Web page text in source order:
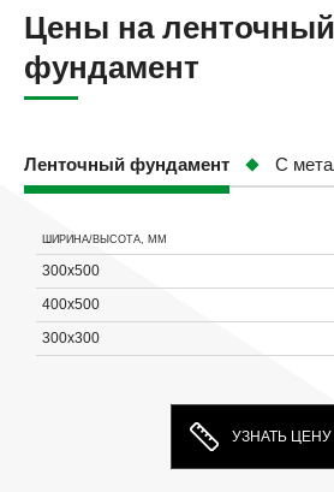
Цены на ленточный
фундамент
Ленточный фундамент С
ШИРИНА/ВЫСОТА, ММ
300х500
400х500
300х300
УЗНАТЬ ЦЕНУ